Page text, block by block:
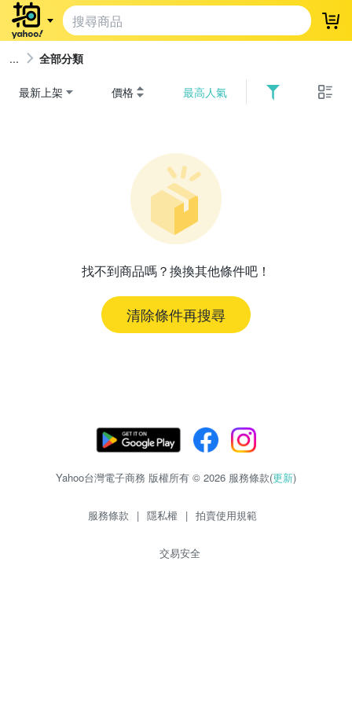
登
全部分類
最新上架 價格 最高人氣
找不到商品嗎？換換其他條件吧！
清除條件再搜尋
Yahoo台灣電子商務 版權所有 © 2026 服務條款(更新)
服務條款 | 隱私權 | 拍賣使用規範
交易安全